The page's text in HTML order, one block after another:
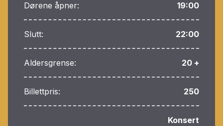
Dørene åpner: 19:00
Slutt: 22:00
Aldersgrense: 20 +
Billettpris: 250
Konsert